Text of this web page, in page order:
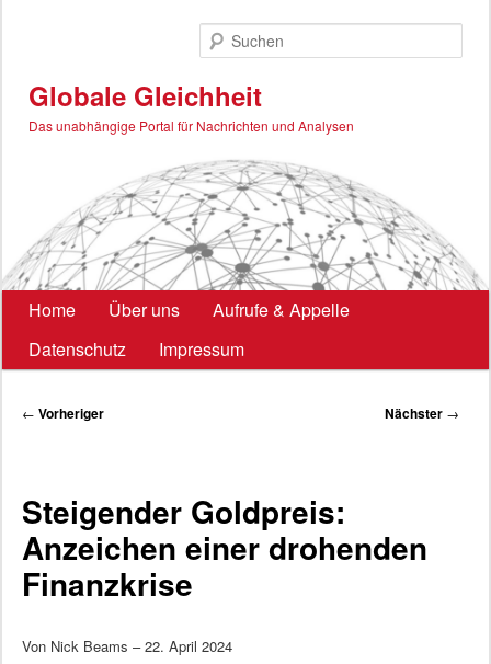
Globale Gleichheit
Das unabhängige Portal für Nachrichten und Analysen
Hauptmenü
Home Über uns
Aufrufe & Appelle
Datenschutz
Impressum
Beitragsnavigation
← Vorheriger Nächster →
Steigender Goldpreis:
Anzeichen einer drohenden
Finanzkrise
Von Nick Beams – 22. April 2024